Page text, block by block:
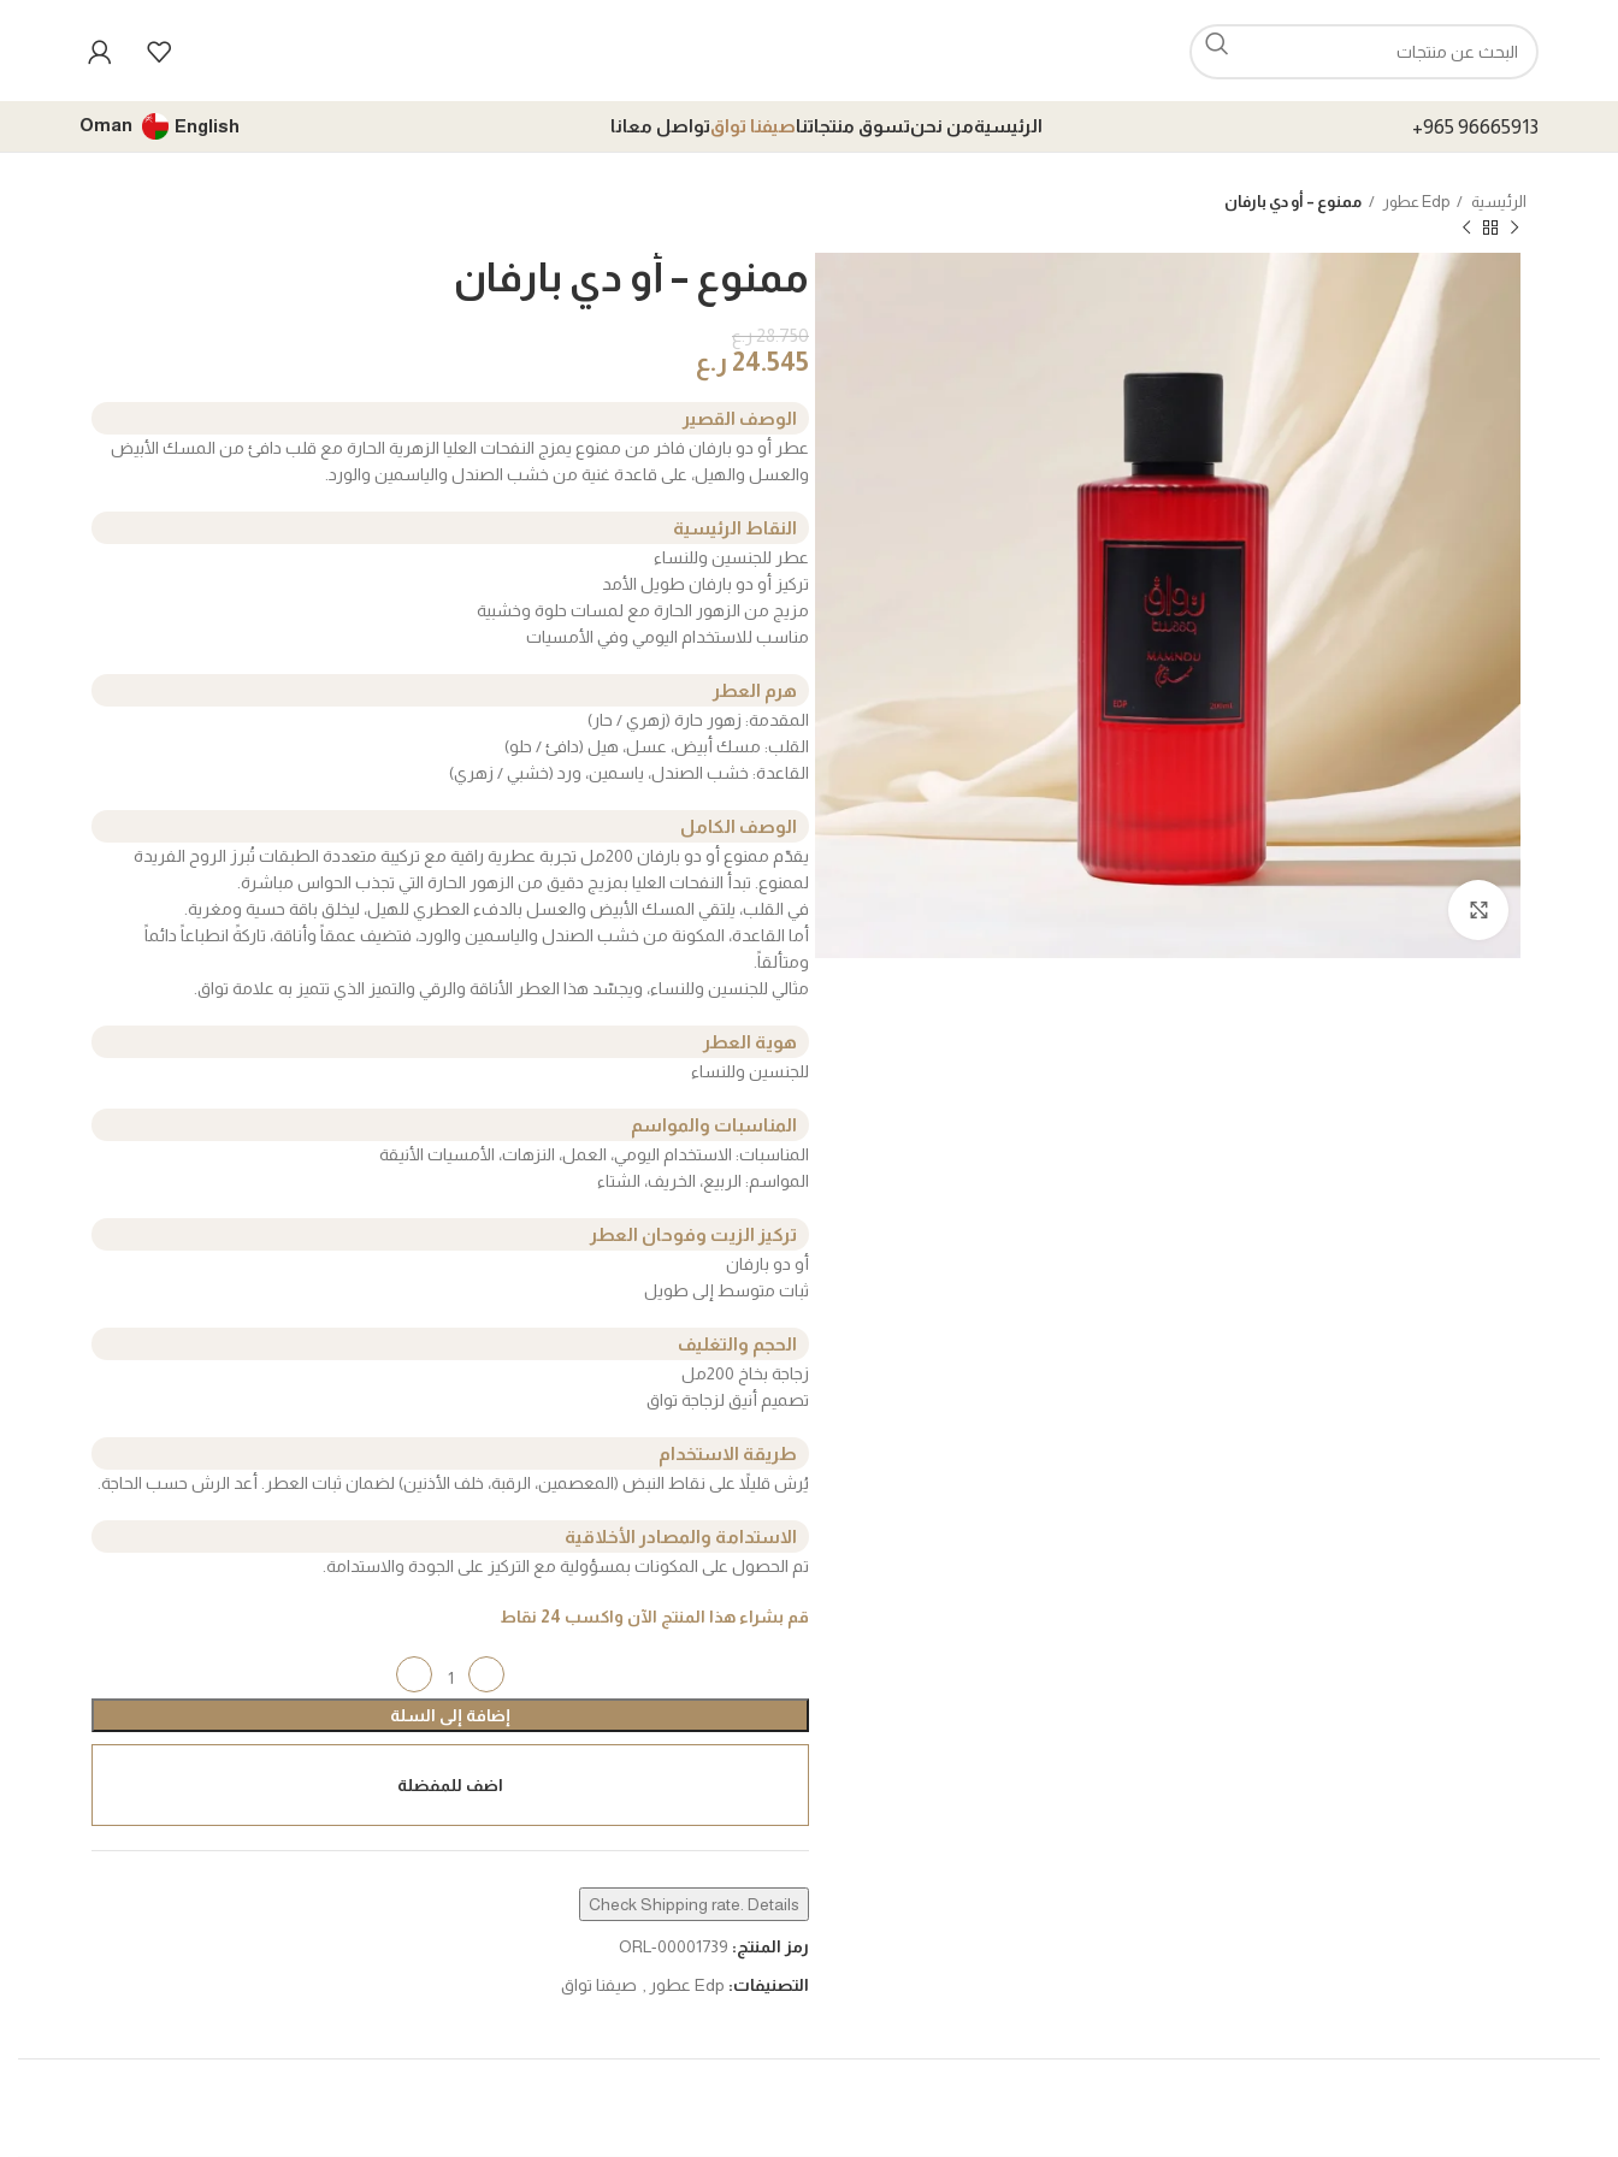
+965 96665913 الرئيسيةمن نحنتسوق منتجاتناصيفنا تواقتواصل معانا English
الرئيسية Edp عطور ممنوع – أو دي بارفان
ممنوع – أو دي بارفان
28.750ر.ع
24.545 ر.ع
الوصف القصير
عطر أو دو بارفان فاخر من ممنوع يمزج النفحات العليا الزهرية الحارة مع قلب دافئ من المسك الأبيض
والعسل والهيل، على قاعدة غنية من خشب الصندل والياسمين والورد.
النقاط الرئيسية
عطر للجنسين وللنساء
تركيز أو دو بارفان طويل الأمد
مزيج من الزهور الحارة مع لمسات حلوة وخشبية
مناسب للاستخدام اليومي وفي الأمسيات
هرم العطر
المقدمة: زهور حارة (زهري / حار)
القلب: مسك أبيض، عسل، هيل (دافئ / حلو)
القاعدة: خشب الصندل، ياسمين، ورد (خشبي / زهري)
الوصف الكامل
يقدّم ممنوع أو دو بارفان 200مل تجربة عطرية راقية مع تركيبة متعددة الطبقات تُبرز الروح الفريدة
لممنوع. تبدأ النفحات العليا بمزيج دقيق من الزهور الحارة التي تجذب الحواس مباشرة.
في القلب، يلتقي المسك الأبيض والعسل بالدفء العطري للهيل، ليخلق باقة حسية ومغرية.
أما القاعدة، المكونة من خشب الصندل والياسمين والورد، فتضيف عمقاً وأناقة، تاركةً انطباعاً دائماً
ومتألقاً.
مثالي للجنسين وللنساء، ويجسّد هذا العطر الأناقة والرقي والتميز الذي تتميز به علامة تواق.
هوية العطر
للجنسين وللنساء
المناسبات والمواسم
المناسبات: الاستخدام اليومي، العمل، النزهات، الأمسيات الأنيقة
المواسم: الربيع، الخريف، الشتاء
تركيز الزيت وفوحان العطر
أو دو بارفان
ثبات متوسط إلى طويل
الحجم والتغليف
زجاجة بخاخ 200مل
تصميم أنيق لزجاجة تواق
طريقة الاستخدام
يُرش قليلاً على نقاط النبض (المعصمين، الرقبة، خلف الأذنين) لضمان ثبات العطر. أعد الرش حسب الحاجة.
الاستدامة والمصادر الأخلاقية
تم الحصول على المكونات بمسؤولية مع التركيز على الجودة والاستدامة.
قم بشراء هذا المنتج الآن واكسب 24 نقاط
إضافة إلى السلة
اضف للمفضلة
Check Shipping rate. Details
رمز المنتج: ORL-00001739
التصنيفات: Edp عطور صيفنا تواق